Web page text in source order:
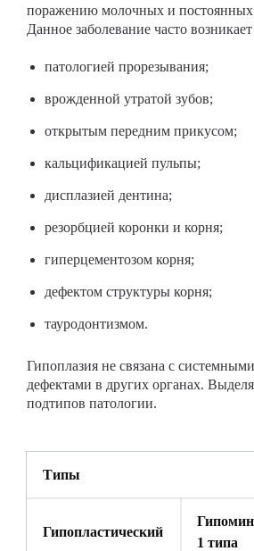
поражению молочных и постоянных
Данное заболевание часто
патологией прорезывания;
врожденной утратой зубов;
открытым передним прикусом;
кальцификацией пульпы;
дисплазией дентина;
резорбцией коронки и корня;
гиперцементозом корня;
дефектом структуры корня;
тауродонтизмом.
Гипоплазия не связана с
дефектами в других органах.
подтипов патологии.
Типы
Гипопластический
1 типа